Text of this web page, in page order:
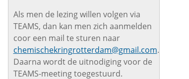
Als men de lezing willen volgen via
TEAMS, dan kan men zich aanmelden
coor een mail te sturen naar
chemischekringrotterdam@gmail.com.
Daarna wordt de uitnodiging voor de
TEAMS-meeting toegestuurd.